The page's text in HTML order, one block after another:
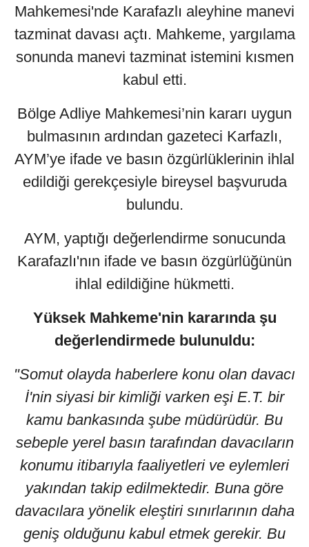
Mahkemesi'nde Karafazlı aleyhine manevi
tazminat davası açtı. Mahkeme, yargılama
sonunda manevi tazminat istemini kısmen
kabul etti.
Bölge Adliye Mahkemesi’nin kararı uygun
bulmasının ardından gazeteci Karfazlı,
AYM’ye ifade ve basın özgürlüklerinin ihlal
edildiği gerekçesiyle bireysel başvuruda
bulundu.
AYM, yaptığı değerlendirme sonucunda
Karafazlı'nın ifade ve basın özgürlüğünün
ihlal edildiğine hükmetti.
Yüksek Mahkeme'nin kararında şu
değerlendirmede bulunuldu:
"Somut olayda haberlere konu olan davacı
İ'nin siyasi bir kimliği varken eşi E.T. bir
kamu bankasında şube müdürüdür. Bu
sebeple yerel basın tarafından davacıların
konumu itibarıyla faaliyetleri ve eylemleri
yakından takip edilmektedir. Buna göre
davacılara yönelik eleştiri sınırlarının daha
geniş olduğunu kabul etmek gerekir. Bu